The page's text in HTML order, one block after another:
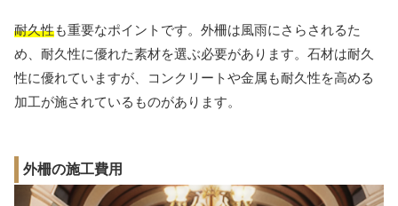
耐久性も重要なポイントです。外柵は風雨にさらされるた
め、耐久性に優れた素材を選ぶ必要があります。石材は耐久
性に優れていますが、コンクリートや金属も耐久性を高める
加工が施されているものがあります。
外柵の施工費用